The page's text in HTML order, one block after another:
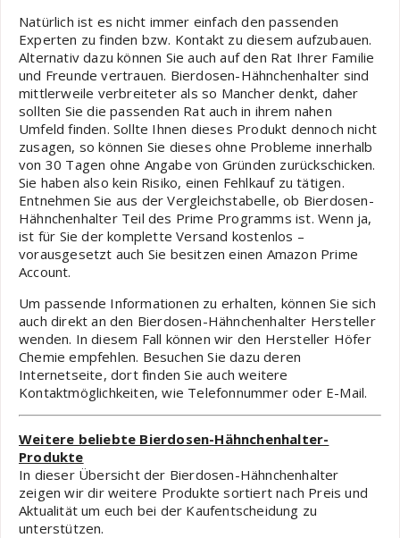
Natürlich ist es nicht immer einfach den passenden
Experten zu finden bzw. Kontakt zu diesem aufzubauen.
Alternativ dazu können Sie auch auf den Rat Ihrer Familie
und Freunde vertrauen. Bierdosen-Hähnchenhalter sind
mittlerweile verbreiteter als so Mancher denkt, daher
sollten Sie die passenden Rat auch in ihrem nahen
Umfeld finden. Sollte Ihnen dieses Produkt dennoch nicht
zusagen, so können Sie dieses ohne Probleme innerhalb
von 30 Tagen ohne Angabe von Gründen zurückschicken.
Sie haben also kein Risiko, einen Fehlkauf zu tätigen.
Entnehmen Sie aus der Vergleichstabelle, ob Bierdosen-
Hähnchenhalter Teil des Prime Programms ist. Wenn ja,
ist für Sie der komplette Versand kostenlos –
vorausgesetzt auch Sie besitzen einen Amazon Prime
Account.
Um passende Informationen zu erhalten, können Sie sich
auch direkt an den Bierdosen-Hähnchenhalter Hersteller
wenden. In diesem Fall können wir den Hersteller Höfer
Chemie empfehlen. Besuchen Sie dazu deren
Internetseite, dort finden Sie auch weitere
Kontaktmöglichkeiten, wie Telefonnummer oder E-Mail.
Weitere beliebte Bierdosen-Hähnchenhalter-
Produkte
In dieser Übersicht der Bierdosen-Hähnchenhalter
zeigen wir dir weitere Produkte sortiert nach Preis und
Aktualität um euch bei der Kaufentscheidung zu
unterstützen.